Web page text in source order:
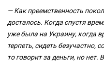
— Как преемственность
досталось. Когда спустя
уже была на Украину, когда
терпеть, сидеть безучастно,
то говорит за деньги, но